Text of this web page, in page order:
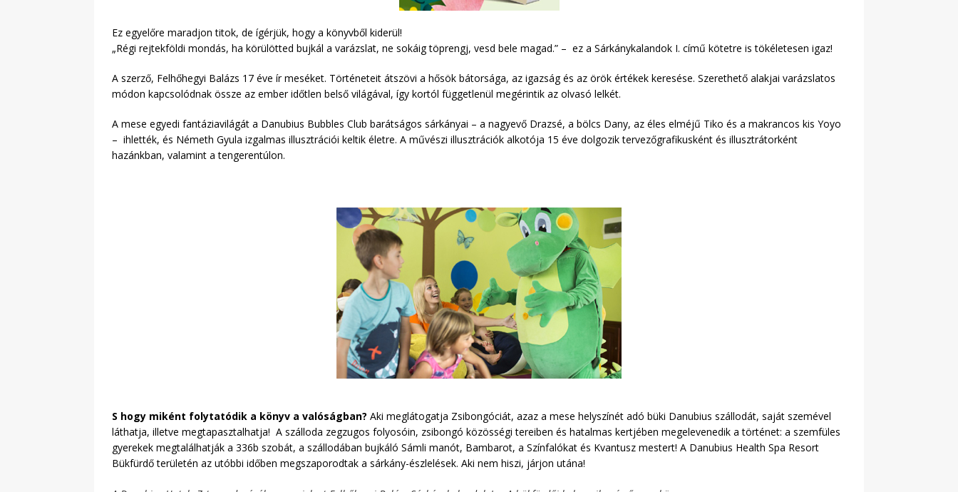
Ez egyelőre maradjon titok, de ígérjük, hogy a könyvből kiderül!
„Régi rejtekföldi mondás, ha körülötted bujkál a varázslat, ne sokáig töprengj, vesd bele magad.” – ez a Sárkánykalandok I. című kötetre is tökéletesen igaz!
A szerző, Felhőhegyi Balázs 17 éve ír meséket. Történeteit átszövi a hősök bátorsága, az igazság és az örök értékek keresése. Szerethető alakjai varázslatos
módon kapcsolódnak össze az ember időtlen belső világával, így kortól függetlenül megérintik az olvasó lelkét.
A mese egyedi fantáziavilágát a Danubius Bubbles Club barátságos sárkányai – a nagyevő Drazsé, a bölcs Dany, az éles elméjű Tiko és a makrancos kis Yoyo
– ihlették, és Németh Gyula izgalmas illusztrációi keltik életre. A művészi illusztrációk alkotója 15 éve dolgozik tervezőgrafikusként és illusztrátorként
hazánkban, valamint a tengerentúlon.
S hogy miként folytatódik a könyv a valóságban? Aki meglátogatja Zsibongóciát, azaz a mese helyszínét adó büki Danubius szállodát, saját szemével
láthatja, illetve megtapasztalhatja! A szálloda zegzugos folyosóin, zsibongó közösségi tereiben és hatalmas kertjében megelevenedik a történet: a szemfüles
gyerekek megtalálhatják a 336b szobát, a szállodában bujkáló Sámli manót, Bambarot, a Színfalókat és Kvantusz mestert! A Danubius Health Spa Resort
Bükfürdő területén az utóbbi időben megszaporodtak a sárkány-észlelések. Aki nem hiszi, járjon utána!